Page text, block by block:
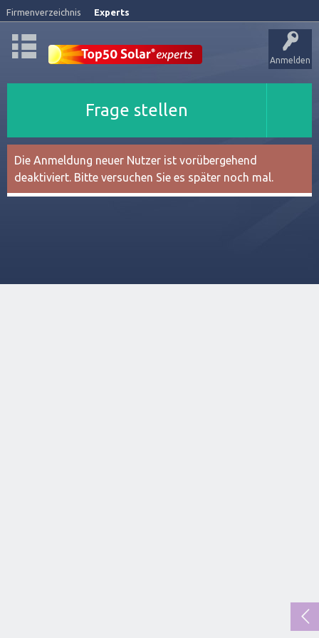
Firmenverzeichnis Experts
Anmelden
Frage stellen
Die Anmeldung neuer Nutzer ist vorübergehend
deaktiviert. Bitte versuchen Sie es später noch mal.